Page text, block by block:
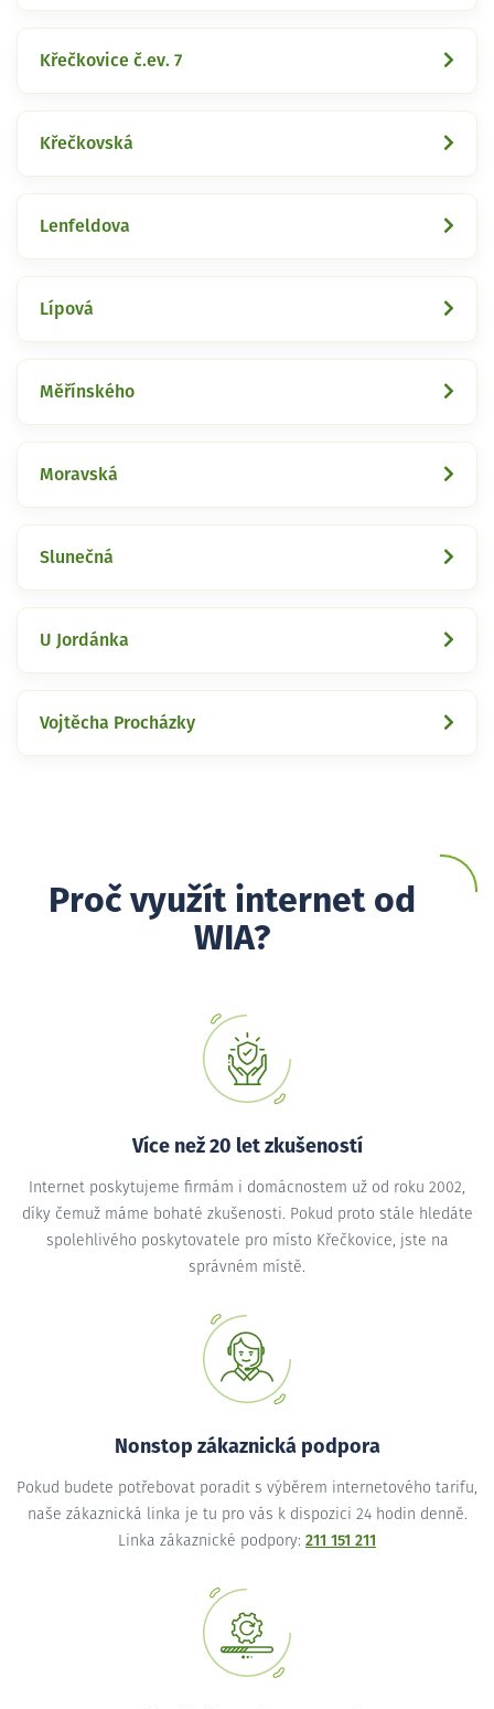
Křečkovice č.ev. 7
Křečkovská
Lenfeldova
Lípová
Měřínského
Moravská
Slunečná
U Jordánka
Vojtěcha Procházky
Proč využít internet od
WIA?
Více než 20 let zkušeností
Internet poskytujeme firmám i domácnostem už od roku 2002,
díky čemuž máme bohaté zkušenosti. Pokud proto stále hledáte
spolehlivého poskytovatele pro místo Křečkovice, jste na
správném místě.
Nonstop zákaznická podpora
Pokud budete potřebovat poradit s výběrem internetového tarifu,
naše zákaznická linka je tu pro vás k dispozici 24 hodin denně.
Linka zákaznické podpory: 211 151 211